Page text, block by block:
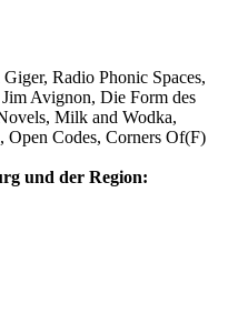
Radio Phonic Spaces,
Avignon, Die Form des
Milk and Wodka,
Codes, Corners Of(F)
und der Region: